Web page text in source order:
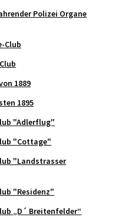
Polizei Organe
Club
1889
1895
"Adlerflug"
"Cottage"
"Landstrasser
"Residenz"
„D´ Breitenfelder“